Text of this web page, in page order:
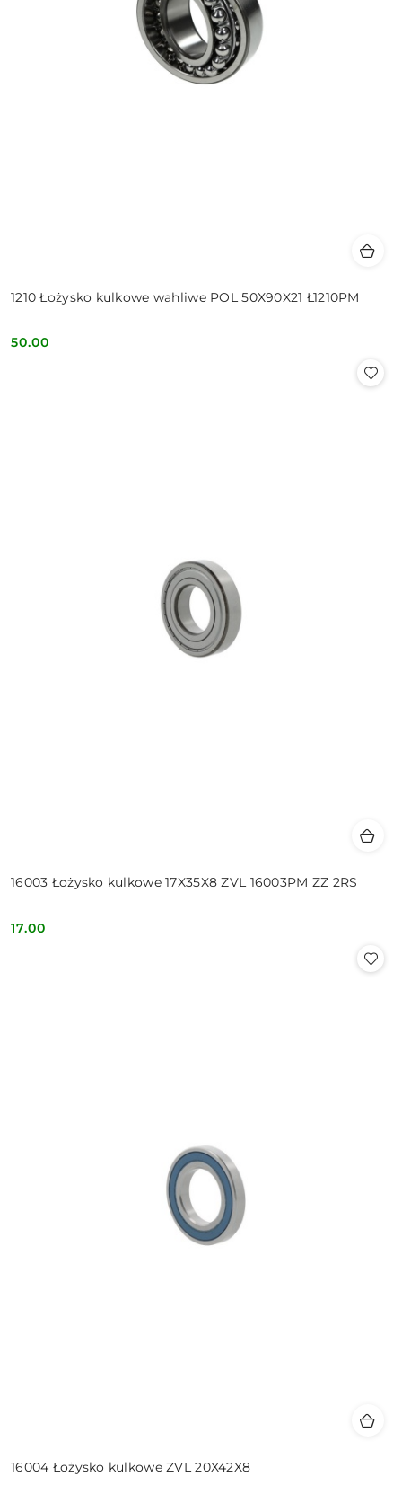
1210 Łożysko kulkowe wahliwe POL 50X90X21 Ł1210PM
Cena:
50.00
16003 Łożysko kulkowe 17X35X8 ZVL 16003PM ZZ 2RS
Cena:
17.00
16004 Łożysko kulkowe ZVL 20X42X8